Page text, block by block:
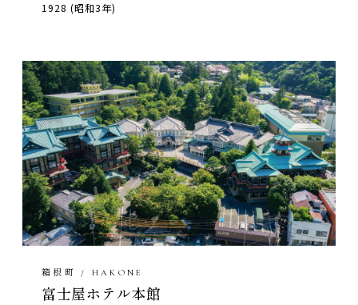
1928 (昭和3年)
箱根町 / HAKONE
富士屋ホテル本館